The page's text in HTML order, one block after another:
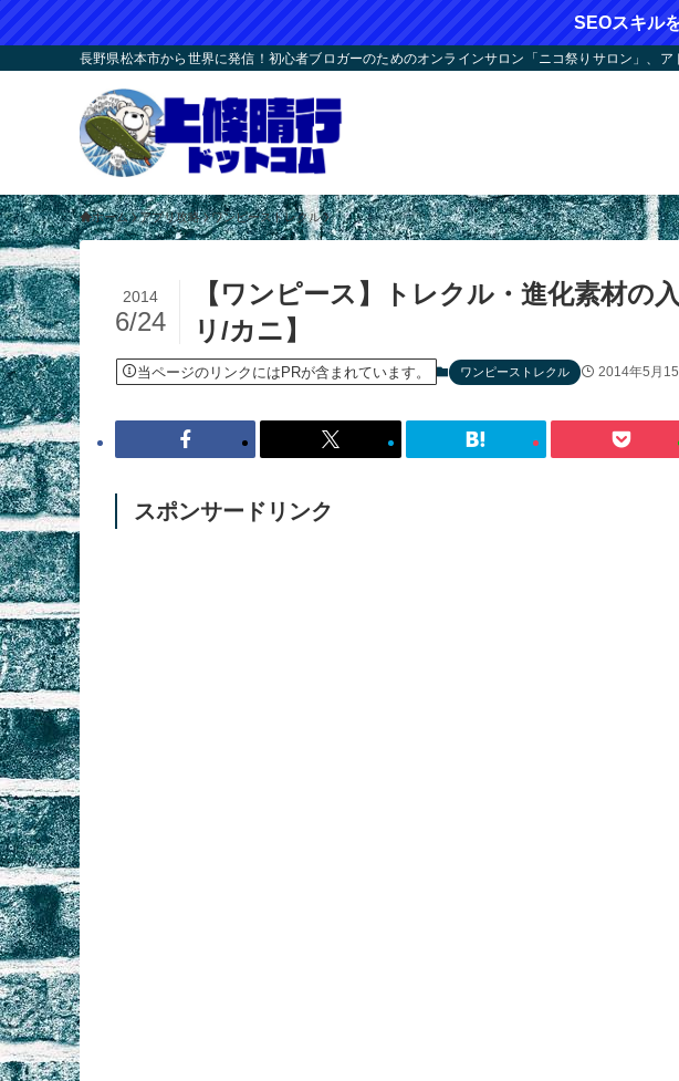
SEOスキル
長野県松本市から世界に発信！初心者ブロガーのためのオンラインサロン「ニコ祭りサロン」、
ホーム アプリ攻略 ワンピーストレクル
【ワンピース】トレクル・進化素材の
リ/カニ】
2014
6/24
当ページのリンクにはPRが含まれています。 ワンピーストレクル 2014年5月
スポンサードリンク